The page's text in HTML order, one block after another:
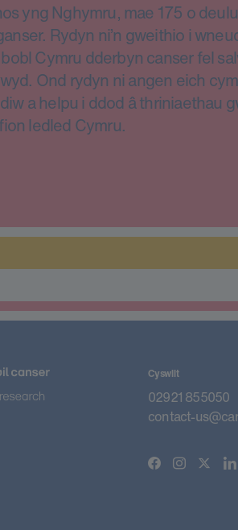
yng Nghymru, mae 175 o
Rydyn ni’n gweithio i
Cymru dderbyn canser fel
Ond rydyn ni angen eich
a helpu i ddod â thriniaethau
ledled Cymru.
Cyswllt
02921 855050
contact-